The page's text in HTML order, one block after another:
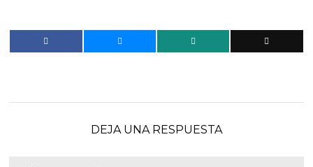
DEJA UNA RESPUESTA